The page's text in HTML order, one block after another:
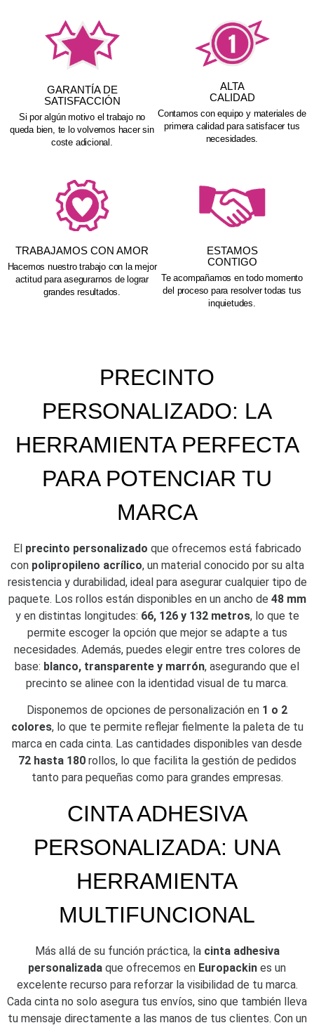
GARANTÍA DE
SATISFACCIÓN
Si por algún motivo el trabajo no
queda bien, te lo volvemos hacer sin
coste adicional.
ALTA
CALIDAD
Contamos con equipo y materiales de
primera calidad para satisfacer tus
necesidades.
TRABAJAMOS CON AMOR
Hacemos nuestro trabajo con la mejor
actitud para asegurarnos de lograr
grandes resultados.
ESTAMOS
CONTIGO
Te acompañamos en todo momento
del proceso para resolver todas tus
inquietudes.
PRECINTO
PERSONALIZADO: LA
HERRAMIENTA PERFECTA
PARA POTENCIAR TU
MARCA
El precinto personalizado que ofrecemos está fabricado
con polipropileno acrílico, un material conocido por su alta
resistencia y durabilidad, ideal para asegurar cualquier tipo de
paquete. Los rollos están disponibles en un ancho de 48 mm
y en distintas longitudes: 66, 126 y 132 metros, lo que te
permite escoger la opción que mejor se adapte a tus
necesidades. Además, puedes elegir entre tres colores de
base: blanco, transparente y marrón, asegurando que el
precinto se alinee con la identidad visual de tu marca.
Disponemos de opciones de personalización en 1 o 2
colores, lo que te permite reflejar fielmente la paleta de tu
marca en cada cinta. Las cantidades disponibles van desde
72 hasta 180rollos, lo que facilita la gestión de pedidos
tanto para pequeñas como para grandes empresas.
CINTA ADHESIVA
PERSONALIZADA: UNA
HERRAMIENTA
MULTIFUNCIONAL
Más allá de su función práctica, la cinta adhesiva
personalizada que ofrecemos en Europackin es un
excelente recurso para reforzar la visibilidad de tu marca.
Cada cinta no solo asegura tus envíos, sino que también lleva
tu mensaje directamente a las manos de tus clientes. Con un